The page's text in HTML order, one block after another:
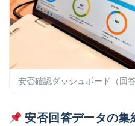
安否確認ダッシュボード（回
安否回答データの集